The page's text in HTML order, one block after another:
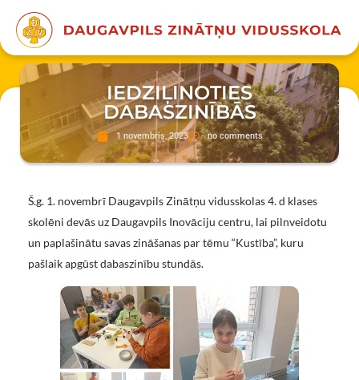
IEDZIĻINOTIES
DABASZINĪBĀS
1 novembris, 2023 no comments
Š.g. 1. novembrī Daugavpils Zinātņu vidusskolas 4. d klases
skolēni devās uz Daugavpils Inovāciju centru, lai pilnveidotu
un paplašinātu savas zināšanas par tēmu “Kustība”, kuru
pašlaik apgūst dabaszinību stundās.